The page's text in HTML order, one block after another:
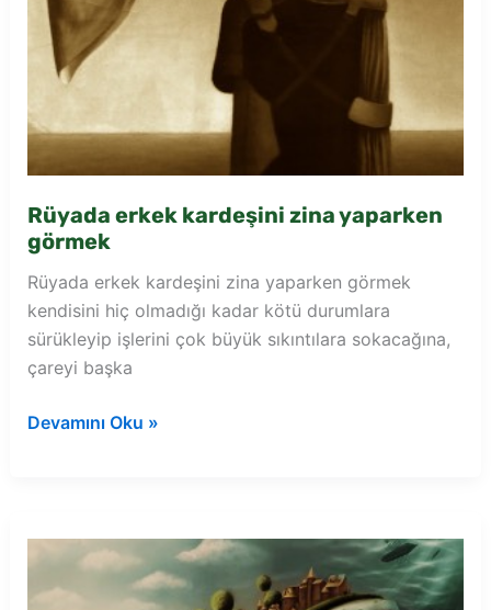
Rüyada erkek kardeşini zina yaparken
görmek
Rüyada erkek kardeşini zina yaparken görmek
kendisini hiç olmadığı kadar kötü durumlara
sürükleyip işlerini çok büyük sıkıntılara sokacağına,
çareyi başka
Rüyada
yaparken
görmek
Devamını Oku »